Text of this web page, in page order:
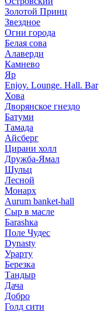
Золотой Принц
Звездное
Огни города
Белая сова
Алаверди
Камнево
Яр
Enjoy. Lounge. Hall. Bar
Хова
Дворянское гнездо
Батуми
Тамада
Айсберг
Цирани холл
Дружба-Ямал
Шульц
Лесной
Монарх
Aurum banket-hall
Сыр в масле
Баrаshка
Поле Чудес
Dynasty
Урарту
Березка
Тандыр
Дача
Добро
Голд сити